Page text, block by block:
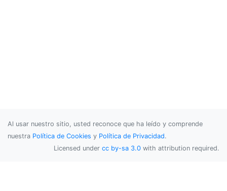
Al usar nuestro sitio, usted reconoce que ha leído y comprende
nuestra Política de Cookies y Política de Privacidad.
Licensed under cc by-sa 3.0 with attribution required.